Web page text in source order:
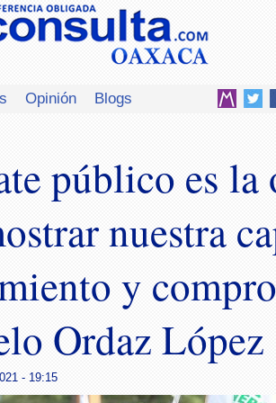
Opinión Blogs
público es
nuestra
y
Ordaz López
- 19:15